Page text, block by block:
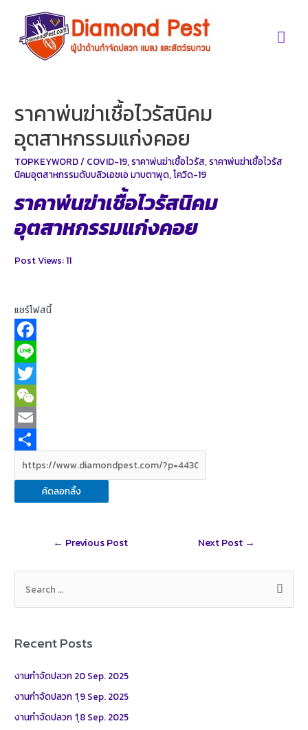
content
ราคาพ่นฆ่าเชื้อไวรัสนิคม
อุตสาหกรรมแก่งคอย
TOPKEYWORD/ COVID-19,ราคาพ่นฆ่าเชื้อไวรัส,ราคาพ่นฆ่าเชื้อไวรัส
นิคมอุตสาหกรรมดับบลิวเอชเอ มาบตาพุด,โควิด-19
ราคาพ่นฆ่าเชื้อไวรัสนิคม
อุตสาหกรรมแก่งคอย
Post Views:11
แชร์โฟสนี้
F
a
c
e
b
o
k
L
n
e
T
w
t
e
W
e
h
a
E
m
a
i
h
a
คัดลอกลิ้ง
← Previous Post Next Post →
h
Recent Posts
งานกำจัดปลวก 20 Sep. 2025
งานกำจัดปลวก 1ุ9 Sep. 2025
งานกำจัดปลวก 1ุ8 Sep. 2025